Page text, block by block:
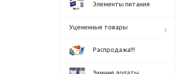
Элементы питания
Уцененные товары
Распродажа!!!
Зимние лопаты,